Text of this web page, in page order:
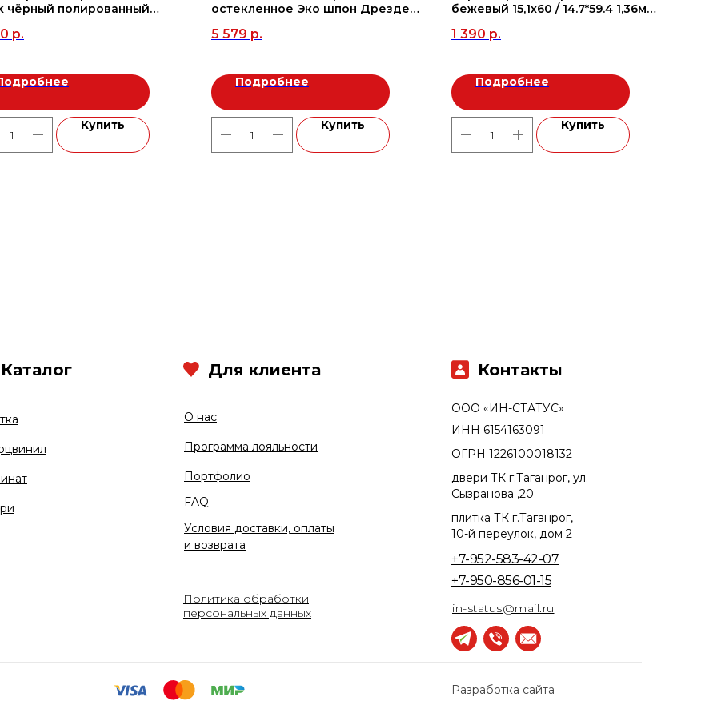
чёрный полированный
р.
Купить
остекленное Эко шпон Дрезден
5 579 р.
Подробнее
Купить
бежевый 15,1х60 / 14.7*59.4 1,36м2,
1 390 р.
Подробнее
Купить
Политика обработки
персональных данных
+7-950-856-01-15
+7-952-583-42-07
О нас
Программа лояльности
Портфолио
ООО «ИН-СТАТУС»
плитка ТК г.Таганрог,
10-й переулок, дом 2
двери ТК г.Таганрог, ул.
Сызранова ,20
ОГРН 1226100018132
ИНН 6154163091
Разработка сайта
Условия доставки, оплаты
и возврата
FAQ
Каталог
in-status@mail.ru
Контакты
Для клиента